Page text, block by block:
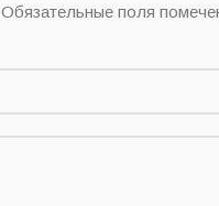
Обязательные поля